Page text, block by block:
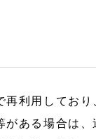
再利用してお
がある場合は